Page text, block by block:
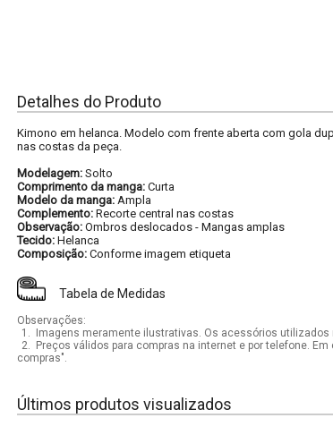
Detalhes do Produto
Kimono em helanca. Modelo com frente aberta com gola
nas costas da peça.
Modelagem: Solto
Comprimento da manga: Curta
Modelo da manga: Ampla
Complemento: Recorte central nas costas
Observação: Ombros deslocados - Mangas amplas
Tecido: Helanca
Composição: Conforme imagem etiqueta
Tabela de Medidas
Observações:
1.
Imagens meramente ilustrativas. Os acessórios
2.
Preços válidos para compras na internet e por telefone.
compras".
Últimos produtos visualizados